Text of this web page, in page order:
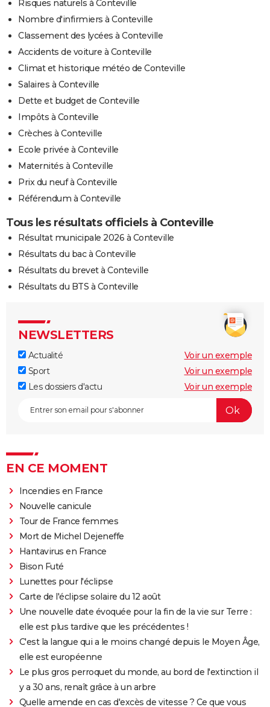
Risques naturels à Conteville
Nombre d'infirmiers à Conteville
Classement des lycées à Conteville
Accidents de voiture à Conteville
Climat et historique météo de Conteville
Salaires à Conteville
Dette et budget de Conteville
Impôts à Conteville
Crèches à Conteville
Ecole privée à Conteville
Maternités à Conteville
Prix du neuf à Conteville
Référendum à Conteville
Tous les résultats officiels à Conteville
Résultat municipale 2026 à Conteville
Résultats du bac à Conteville
Résultats du brevet à Conteville
Résultats du BTS à Conteville
NEWSLETTERS
Actualité
Voir un exemple
Sport
Voir un exemple
Les dossiers d'actu
Voir un exemple
EN CE MOMENT
Incendies en France
Nouvelle canicule
Tour de France femmes
Mort de Michel Dejeneffe
Hantavirus en France
Bison Futé
Lunettes pour l'éclipse
Carte de l'éclipse solaire du 12 août
Une nouvelle date évoquée pour la fin de la vie sur Terre :
elle est plus tardive que les précédentes !
C'est la langue qui a le moins changé depuis le Moyen Âge,
elle est européenne
Le plus gros perroquet du monde, au bord de l'extinction il
y a 30 ans, renaît grâce à un arbre
Quelle amende en cas d'excès de vitesse ? Ce que vous